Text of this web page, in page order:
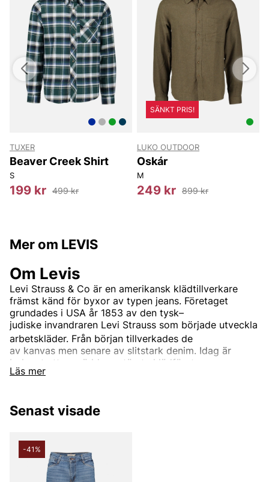
TUXER
Beaver Creek Shirt
S
199 kr 499 kr
SÄNKT PRIS!
LUKO OUTDOOR
Oskár
M
249 kr 899 kr
Mer om LEVIS
Läs mer
Om Levis
Levi Strauss & Co är en amerikansk klädtillverkare
främst känd för byxor av typen jeans. Företaget
grundades i USA år 1853 av den tysk–
judiske invandraren Levi Strauss som började utveckla
arbetskläder. Från början tillverkades de
av kanvas men senare av slitstark denim. Idag är
bolaget ett av världens största klädföretag.
Ursprungligen var Levi's endast ett produktnamn på
de nitförstärkta blåjeansen, men idag ingår
klädesplagg och tillbehör. Den mest kända
jeansmodellen är "501"
runt om i världen.
Senast visade
-41%